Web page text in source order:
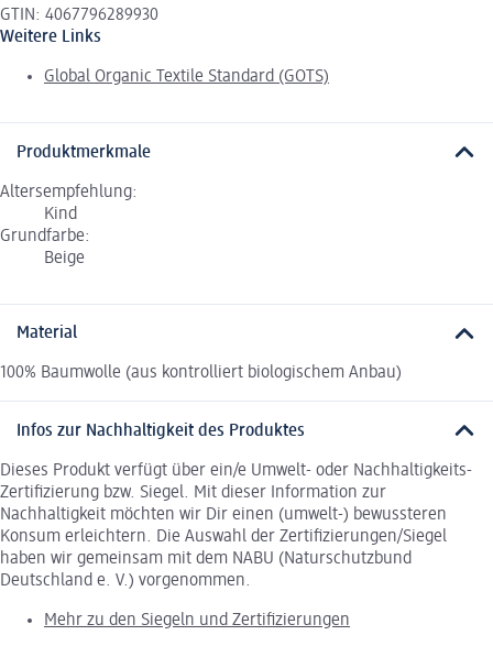
GTIN: 4067796289930
Weitere Links
Global Organic Textile Standard (GOTS)
Produktmerkmale
Altersempfehlung:
Kind
Grundfarbe:
Beige
Material
100% Baumwolle (aus kontrolliert biologischem Anbau)
Infos zur Nachhaltigkeit des Produktes
Dieses Produkt verfügt über ein/e Umwelt- oder Nachhaltigkeits-
Zertifizierung bzw. Siegel. Mit dieser Information zur
Nachhaltigkeit möchten wir Dir einen (umwelt-) bewussteren
Konsum erleichtern. Die Auswahl der Zertifizierungen/Siegel
haben wir gemeinsam mit dem NABU (Naturschutzbund
Deutschland e. V.) vorgenommen.
Mehr zu den Siegeln und Zertifizierungen